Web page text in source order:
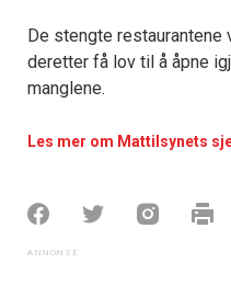
De stengte
deretter få lov til å åpne
manglene.
Les mer om Mattilsynets